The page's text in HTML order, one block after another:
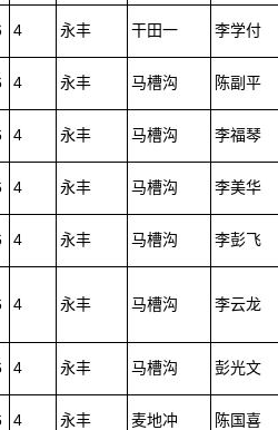
4 永丰 干田一 李学付
4 永丰 马槽沟 陈副平
4 永丰 马槽沟 李福琴
4 永丰 马槽沟 李美华
4 永丰 马槽沟 李彭飞
4 永丰 马槽沟 李云龙
4 永丰 马槽沟 彭光文
4 永丰 麦地冲 陈国喜